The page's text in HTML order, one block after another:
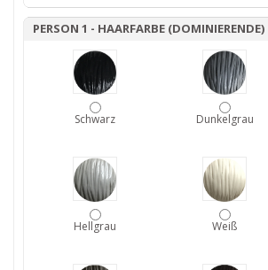
PERSON 1 - HAARFARBE (DOMINIERENDE)
Schwarz Dunkelgrau
Hellgrau Weiß